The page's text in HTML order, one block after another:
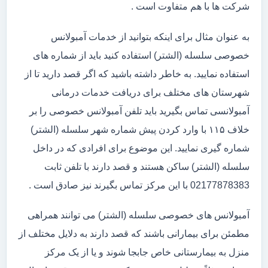
شرکت ها با هم متفاوت است .
به عنوان مثال برای اینکه بتوانید از خدمات آمبولانس
خصوصی سلسله (الشتر) استفاده کنید باید از شماره های
استفاده نمایید. به خاطر داشته باشید که اگر قصد دارید تا از
شهرستان های مختلف برای دریافت خدمات درمانی
آمبولانسی تماس بگیرید باید تلفن آمبولانس خصوصی را بر
خلاف ۱۱۵ با وارد کردن پیش شماره شهر سلسله (الشتر)
شماره گیری نمایید. این موضوع برای افرادی که در داخل
سلسله (الشتر) ساکن هستند و قصد دارند با تلفن ثابت
02177878383 با این مرکز تماس بگیرند نیز صادق است .
آمبولانس های خصوصی سلسله (الشتر) می توانند همراهی
مطمئن برای بیمارانی باشند که قصد دارند به دلایل مختلف از
منزل به بیمارستانی خاص جابجا شوند و یا از یک مرکز